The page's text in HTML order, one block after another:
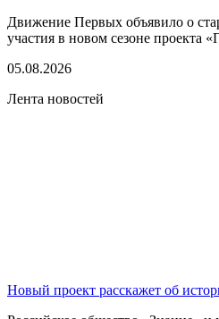
Движение Первых объявило о
участия в новом сезоне проекта
05.08.2026
Лента новостей
Новый проект расскажет об